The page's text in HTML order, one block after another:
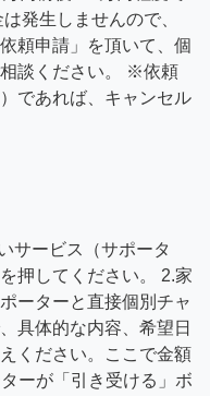
発生しませんので、
頼申請」を頂いて、個
談ください。 ※依頼
であれば、キャンセル
サービス（サポータ
押してください。 2.家
ーターと直接個別チャ
具体的な内容、希望日
ください。ここで金額
ーが「引き受ける」ボ